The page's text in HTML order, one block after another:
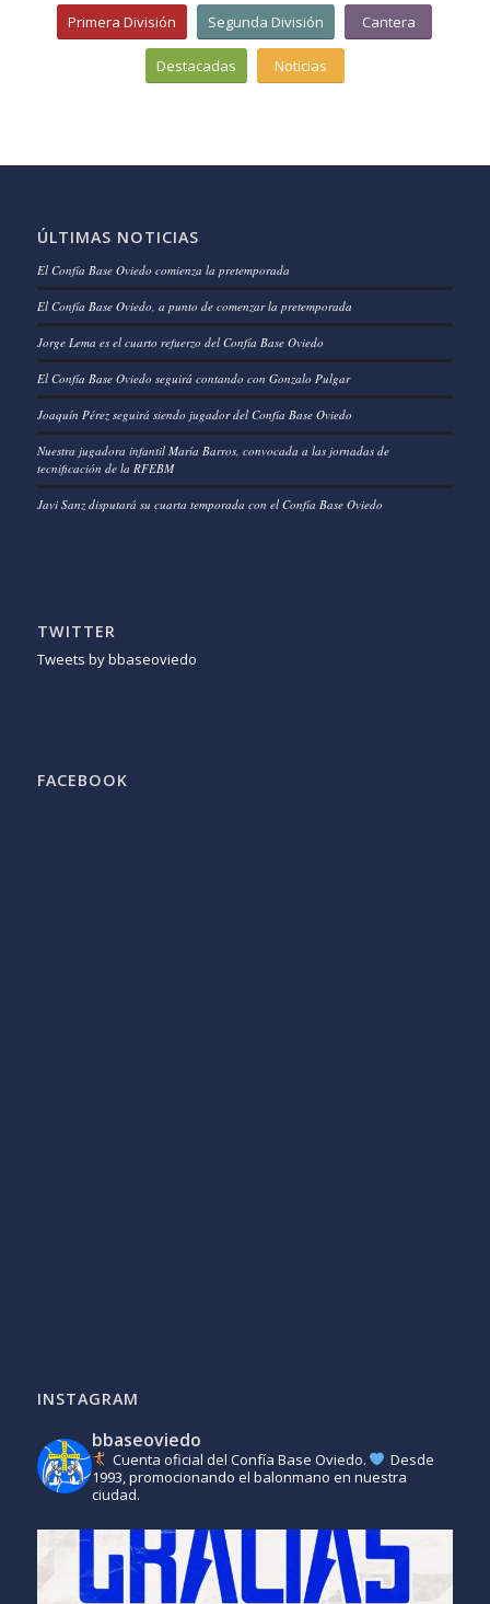
Primera División Segunda División Cantera
Destacadas Noticias
ÚLTIMAS NOTICIAS
El Confía Base Oviedo comienza la pretemporada
El Confía Base Oviedo, a punto de comenzar la pretemporada
Jorge Lema es el cuarto refuerzo del Confía Base Oviedo
El Confía Base Oviedo seguirá contando con Gonzalo Pulgar
Joaquín Pérez seguirá siendo jugador del Confía Base Oviedo
Nuestra jugadora infantil María Barros, convocada a las jornadas de
tecnificación de la RFEBM
Javi Sanz disputará su cuarta temporada con el Confía Base Oviedo
TWITTER
Tweets by bbaseoviedo
FACEBOOK
INSTAGRAM
bbaseoviedo
Cuenta oficial del Confía Base Oviedo.
Desde
1993, promocionando el balonmano en nuestra
ciudad.